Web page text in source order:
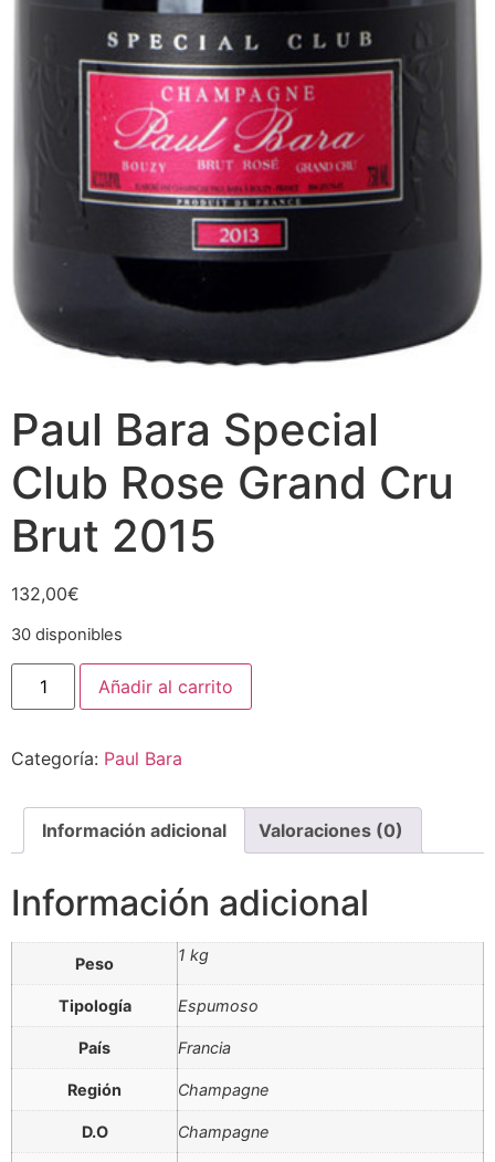
Paul Bara Special
Club Rose Grand Cru
Brut 2015
132,00€
30 disponibles
Paul
Bara
Special
Grand
2015
cantidad
Añadir al carrito
Categoría: Paul Bara
Información adicional Valoraciones (0)
Información adicional
Peso 1 kg
Tipología Espumoso
País Francia
Región Champagne
D.O Champagne